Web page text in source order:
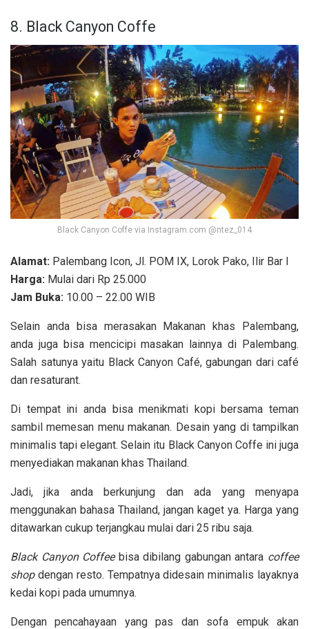
8. Black Canyon Coffe
Black Canyon Coffe via Instagram.com @ntez_014
Alamat: Palembang Icon, Jl. POM IX, Lorok Pako, Ilir Bar I
Harga: Mulai dari Rp 25.000
Jam Buka: 10.00 – 22.00 WIB
Selain anda bisa merasakan Makanan khas Palembang,
anda juga bisa mencicipi masakan lainnya di Palembang.
Salah satunya yaitu Black Canyon Café, gabungan dari café
dan resaturant.
Di tempat ini anda bisa menikmati kopi bersama teman
sambil memesan menu makanan. Desain yang di tampilkan
minimalis tapi elegant. Selain itu Black Canyon Coffe ini juga
menyediakan makanan khas Thailand.
Jadi, jika anda berkunjung dan ada yang menyapa
menggunakan bahasa Thailand, jangan kaget ya. Harga yang
ditawarkan cukup terjangkau mulai dari 25 ribu saja.
Black Canyon Coffeebisa dibilang gabungan antara coffee
shopdengan resto. Tempatnya didesain minimalis layaknya
kedai kopi pada umumnya.
Dengan pencahayaan yang pas dan sofa empuk akan